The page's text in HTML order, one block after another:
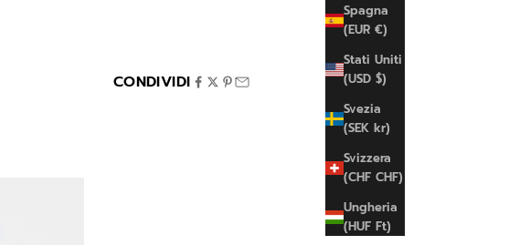
Spagna
(EUR €)
Stati Uniti
(USD $)
Svezia
(SEK kr)
Svizzera
(CHF CHF)
Ungheria
(HUF Ft)
CONDIVIDI